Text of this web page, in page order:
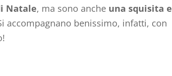
Natale, ma sono anche una squisita e
accompagnano benissimo, infatti, con